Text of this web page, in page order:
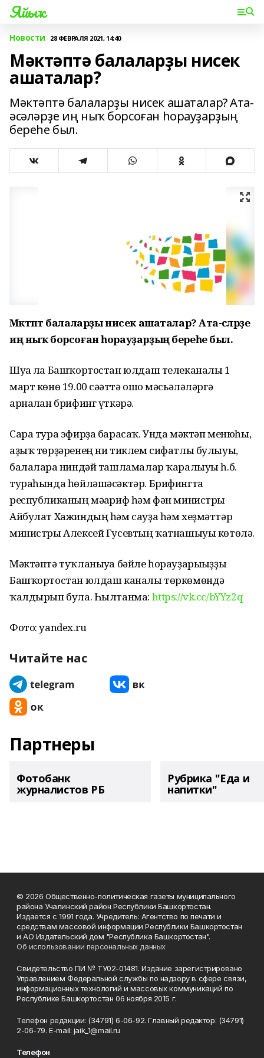
Яйыҡ
Новости 28 ФЕВРАЛЯ 2021, 14:40
Мәктәптә балаларҙы нисек
ашаталар?
Мәктәптә балаларҙы нисек ашаталар? Ата-
әсәләрҙе иң ныҡ борсоған һорауҙарҙың
береһе был.
Мәктәптә балаларҙы нисек ашаталар? Ата-әсәләрҙе
иң ныҡ борсоған һорауҙарҙың береһе был.
Шуға ла Башҡортостан юлдаш телеканалы 1
март көнө 19.00 сәғәттә ошо мәсьәләләргә
арналған брифинг үткәрә.
Сара тура эфирҙа барасаҡ. Унда мәктәп менюһы,
аҙыҡ төрҙәренең ни тиклем сифатлы булыуы,
балаларға ниндәй ташламалар ҡаралыуы һ.б.
тураһында һөйләшәсәктәр. Брифингта
республиканың мәғариф һәм фән министры
Айбулат Хажиндың һәм сауҙа һәм хеҙмәттәр
министры Алексей Гусевтың ҡатнашыуы көтөлә.
Мәктәптә туҡланыуға бәйле һорауҙарығыҙҙы
Башҡортостан юлдаш каналы төркөмөндә
ҡалдырып була. Һылтанма: https://vk.cc/bYYz2q
Фото: yandex.ru
Читайте нас
Партнеры
Фотобанк
журналистов РБ
Рубрика "Еда и
напитки"
© 2026 Общественно-политическая газеты муниципального
района Учалинский район Республики Башкортостан.
Издается с 1991 года. Учредитель: Агентство по печати и
средствам массовой информации Республики Башкортостан
и АО Издательский дом "Республика Башкортостан".
Об использовании персональных данных
Свидетельство ПИ № ТУ02-01481. Издание зарегистрировано
Управлением Федеральной службы по надзору в сфере связи,
информационных технологий и массовых коммуникаций по
Республике Башкортостан 06 ноября 2015 г.
Телефон редакции: (34791) 6-06-92. Главный редактор: (34791)
2-06-79. Е-mаil: jaik_1@mail.ru
Телефон